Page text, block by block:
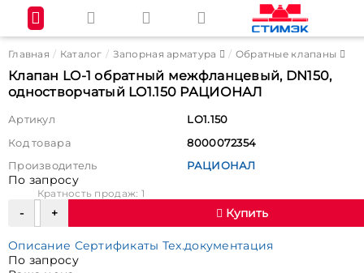
Главная Каталог Запорная арматура Обратные клапаны
Клапан LO-1 обратный межфланцевый, DN150,
одностворчатый LO1.150 РАЦИОНАЛ
Артикул
LO1.150
Код товара
8000072354
Производитель
РАЦИОНАЛ
По запросу
Кратность продаж: 1
Купить
Описание Сертификаты Тех.документация
По запросу